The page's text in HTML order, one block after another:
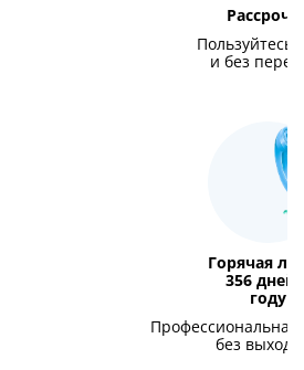
Пользуйтесь
и без
Горячая
356 дней
году
Профессиональная
без